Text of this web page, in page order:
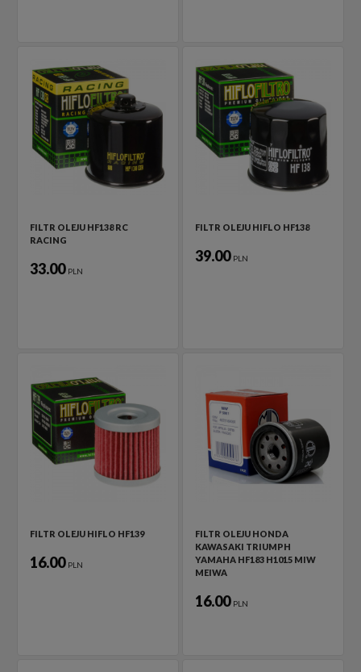
FILTR OLEJU HF138 RC
RACING
33.00 PLN
FILTR OLEJU HIFLO HF138
39.00 PLN
FILTR OLEJU HIFLO HF139
16.00 PLN
FILTR OLEJU HONDA
KAWASAKI TRIUMPH
YAMAHA HF183 H1015 MIW
MEIWA
16.00 PLN